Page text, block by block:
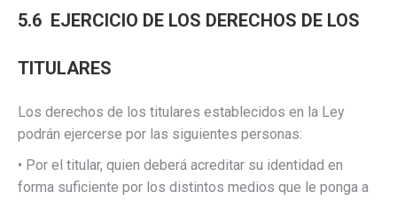
5.6 EJERCICIO DE LOS DERECHOS DE LOS
TITULARES
Los derechos de los titulares establecidos en la Ley
podrán ejercerse por las siguientes personas:
• Por el titular, quien deberá acreditar su identidad en
forma suficiente por los distintos medios que le ponga a